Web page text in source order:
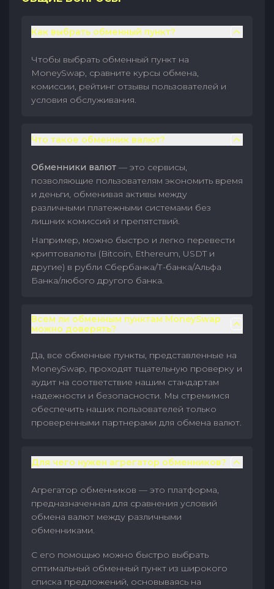
Как выбрать обменный пункт?
Чтобы выбрать обменный пункт на
MoneySwap, сравните курсы обмена,
комиссии, рейтинг отзывы пользователей и
условия обслуживания.
Что такое обменник валют?
Обменники валют — это сервисы,
позволяющие пользователям экономить время
и деньги, обменивая активы между
различными платежными системами без
лишних комиссий и препятствий.
Например, можно быстро и легко перевести
криптовалюты (Bitcoin, Ethereum, USDT и
другие) в рубли Сбербанка/Т-банка/Альфа
Банка/любого другого банка.
Всем ли обменным пунктам MoneySwap
можно доверять?
Да, все обменные пункты, представленные на
MoneySwap, проходят тщательную проверку и
аудит на соответствие нашим стандартам
надежности и безопасности. Мы стремимся
обеспечить наших пользователей только
проверенными партнерами для обмена валют.
Для чего нужен агрегатор обменников?
Агрегатор обменников — это платформа,
предназначенная для сравнения условий
обмена валют между различными
обменниками.
С его помощью можно быстро выбрать
оптимальный обменный пункт из широкого
списка предложений, основываясь на